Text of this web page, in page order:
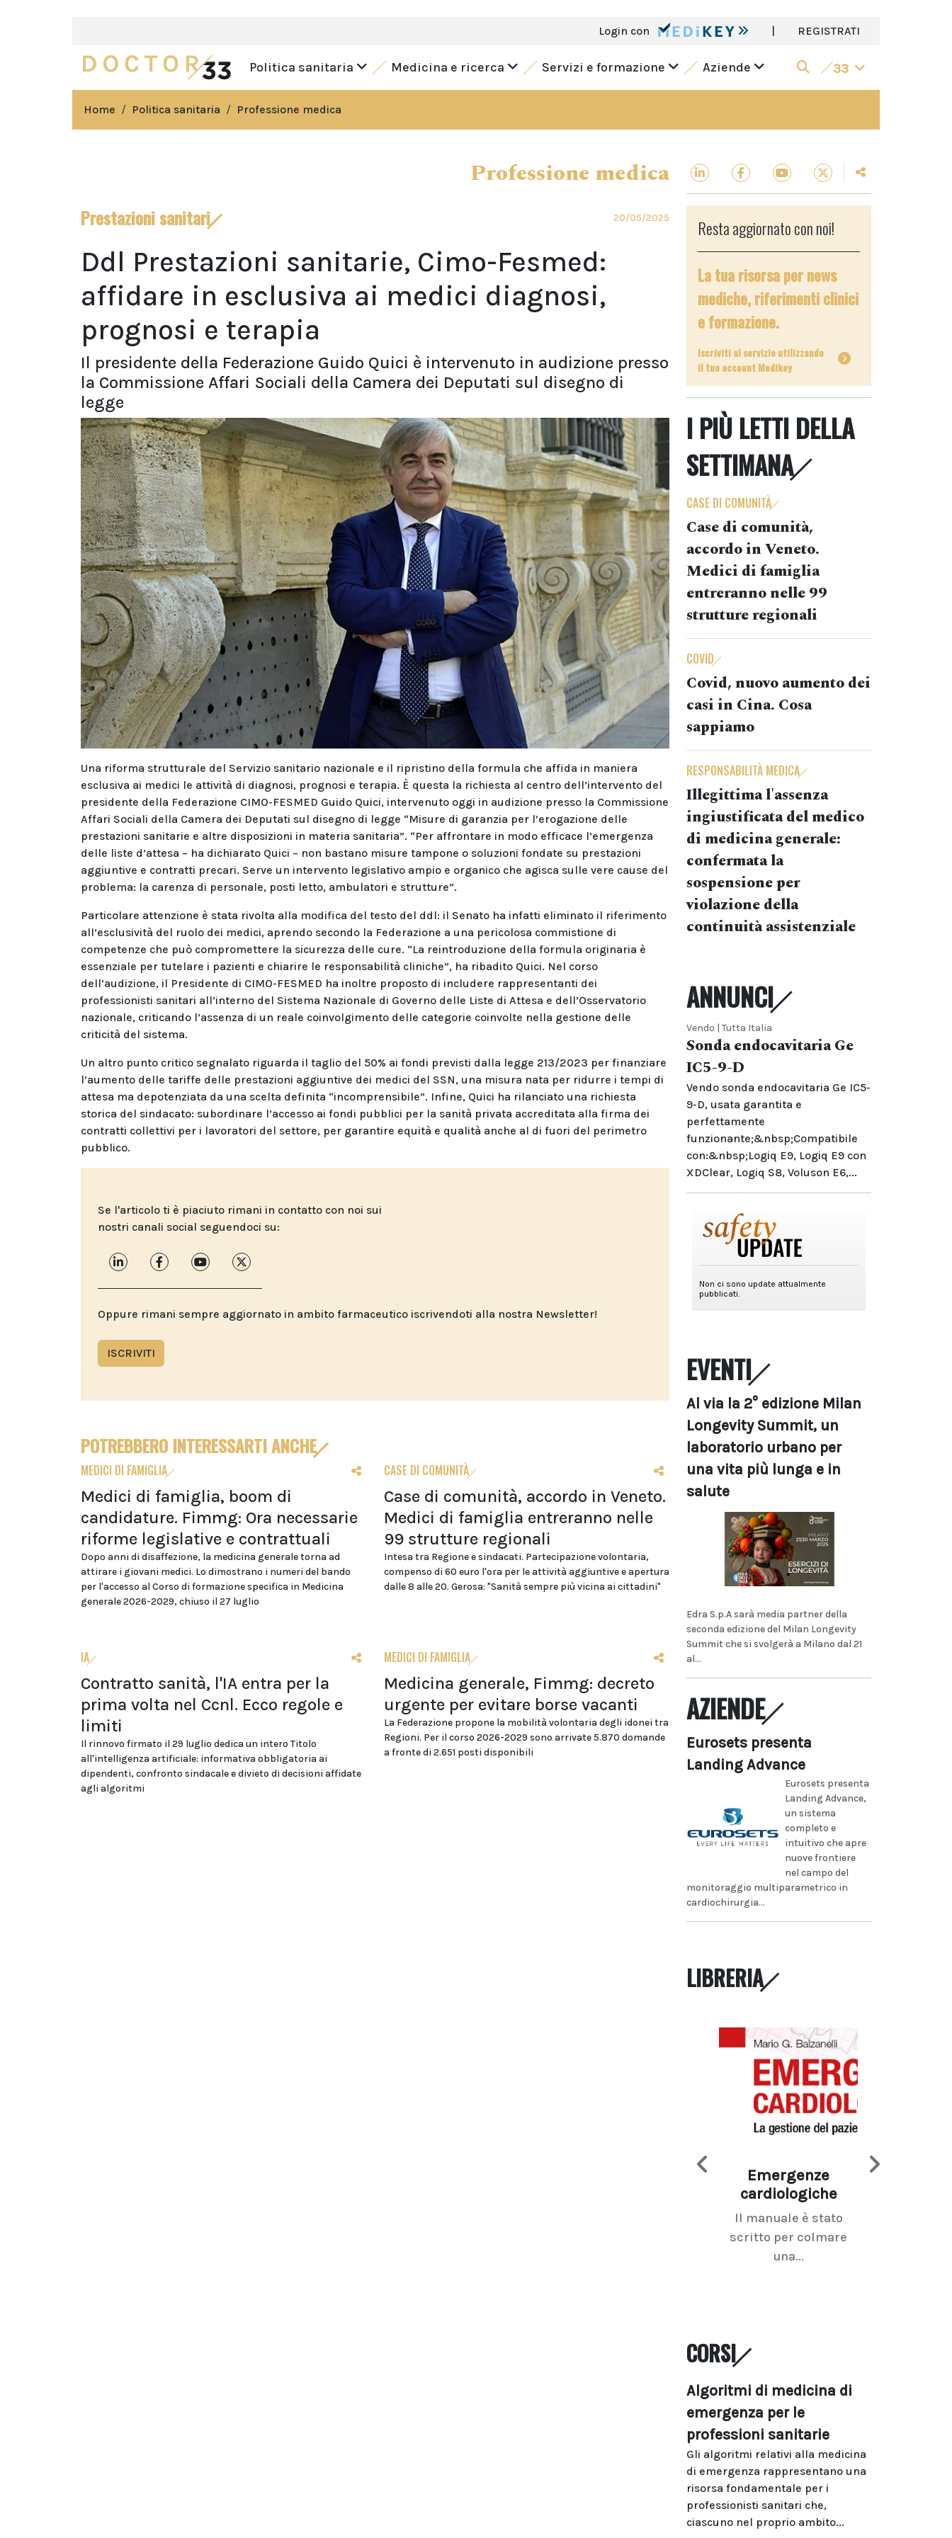
Login con | REGISTRATI
Politica sanitaria Medicina e ricerca Servizi e formazione Aziende 33
Home Politica sanitaria Professione medica
Professione medica
Prestazioni sanitari 20/05/2025
Ddl Prestazioni sanitarie, Cimo-Fesmed:
affidare in esclusiva ai medici diagnosi,
prognosi e terapia
Il presidente della Federazione Guido Quici è intervenuto in audizione presso
la Commissione Affari Sociali della Camera dei Deputati sul disegno di
legge
Una riforma strutturale del Servizio sanitario nazionale e il ripristino della formula che affida in maniera
esclusiva ai medici le attività di diagnosi, prognosi e terapia. È questa la richiesta al centro dell’intervento del
presidente della Federazione CIMO-FESMED Guido Quici, intervenuto oggi in audizione presso la Commissione
Affari Sociali della Camera dei Deputati sul disegno di legge “Misure di garanzia per l’erogazione delle
prestazioni sanitarie e altre disposizioni in materia sanitaria”. “Per affrontare in modo efficace l’emergenza
delle liste d’attesa – ha dichiarato Quici – non bastano misure tampone o soluzioni fondate su prestazioni
aggiuntive e contratti precari. Serve un intervento legislativo ampio e organico che agisca sulle vere cause del
problema: la carenza di personale, posti letto, ambulatori e strutture”.
Particolare attenzione è stata rivolta alla modifica del testo del ddl: il Senato ha infatti eliminato il riferimento
all’esclusività del ruolo dei medici, aprendo secondo la Federazione a una pericolosa commistione di
competenze che può compromettere la sicurezza delle cure. “La reintroduzione della formula originaria è
essenziale per tutelare i pazienti e chiarire le responsabilità cliniche”, ha ribadito Quici. Nel corso
dell’audizione, il Presidente di CIMO-FESMED ha inoltre proposto di includere rappresentanti dei
professionisti sanitari all’interno del Sistema Nazionale di Governo delle Liste di Attesa e dell’Osservatorio
nazionale, criticando l’assenza di un reale coinvolgimento delle categorie coinvolte nella gestione delle
criticità del sistema.
Un altro punto critico segnalato riguarda il taglio del 50% ai fondi previsti dalla legge 213/2023 per finanziare
l’aumento delle tariffe delle prestazioni aggiuntive dei medici del SSN, una misura nata per ridurre i tempi di
attesa ma depotenziata da una scelta definita “incomprensibile”. Infine, Quici ha rilanciato una richiesta
storica del sindacato: subordinare l’accesso ai fondi pubblici per la sanità privata accreditata alla firma dei
contratti collettivi per i lavoratori del settore, per garantire equità e qualità anche al di fuori del perimetro
pubblico.
Se l'articolo ti è piaciuto rimani in contatto con noi sui
nostri canali social seguendoci su:
Oppure rimani sempre aggiornato in ambito farmaceutico iscrivendoti alla nostra Newsletter!
ISCRIVITI
POTREBBERO INTERESSARTI ANCHE
MEDICI DI FAMIGLIA
Medici di famiglia, boom di
candidature. Fimmg: Ora necessarie
riforme legislative e contrattuali
Dopo anni di disaffezione, la medicina generale torna ad
attirare i giovani medici. Lo dimostrano i numeri del bando
per l'accesso al Corso di formazione specifica in Medicina
generale 2026-2029, chiuso il 27 luglio
CASE DI COMUNITÀ
Case di comunità, accordo in Veneto.
Medici di famiglia entreranno nelle
99 strutture regionali
Intesa tra Regione e sindacati. Partecipazione volontaria,
compenso di 60 euro l'ora per le attività aggiuntive e apertura
dalle 8 alle 20. Gerosa: "Sanità sempre più vicina ai cittadini"
IA
Contratto sanità, l'IA entra per la
prima volta nel Ccnl. Ecco regole e
limiti
Il rinnovo firmato il 29 luglio dedica un intero Titolo
all'intelligenza artificiale: informativa obbligatoria ai
dipendenti, confronto sindacale e divieto di decisioni affidate
agli algoritmi
MEDICI DI FAMIGLIA
Medicina generale, Fimmg: decreto
urgente per evitare borse vacanti
La Federazione propone la mobilità volontaria degli idonei tra
Regioni. Per il corso 2026-2029 sono arrivate 5.870 domande
a fronte di 2.651 posti disponibili
Resta aggiornato con noi!
La tua risorsa per news
mediche, riferimenti clinici
e formazione.
Iscriviti al servizio utilizzando
il tuo account Medikey
I PIÙ LETTI DELLA
SETTIMANA
CASE DI COMUNITÀ
Case di comunità,
accordo in Veneto.
Medici di famiglia
entreranno nelle 99
strutture regionali
COVID
Covid, nuovo aumento dei
casi in Cina. Cosa
sappiamo
RESPONSABILITÀ MEDICA
Illegittima l'assenza
ingiustificata del medico
di medicina generale:
confermata la
sospensione per
violazione della
continuità assistenziale
ANNUNCI
Vendo | Tutta Italia
Sonda endocavitaria Ge
IC5-9-D
Vendo sonda endocavitaria Ge IC5-
9-D, usata garantita e
perfettamente
funzionante;&nbsp;Compatibile
con:&nbsp;Logiq E9, Logiq E9 con
XDClear, Logiq S8, Voluson E6,...
EVENTI
Al via la 2° edizione Milan
Longevity Summit, un
laboratorio urbano per
una vita più lunga e in
salute
Edra S.p.A sarà media partner della
seconda edizione del Milan Longevity
Summit che si svolgerà a Milano dal 21
al...
AZIENDE
Eurosets presenta
Landing Advance
Eurosets presenta
Landing Advance,
un sistema
completo e
intuitivo che apre
nuove frontiere
nel campo del
monitoraggio multiparametrico in
cardiochirurgia...
LIBRERIA
Emergenze
cardiologiche
Il manuale è stato
scritto per colmare
una...
CORSI
Algoritmi di medicina di
emergenza per le
professioni sanitarie
Gli algoritmi relativi alla medicina
di emergenza rappresentano una
risorsa fondamentale per i
professionisti sanitari che,
ciascuno nel proprio ambito...